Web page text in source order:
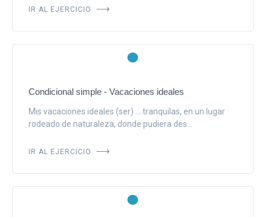
IR AL EJERCICIO
Condicional simple - Vacaciones ideales
Mis vacaciones ideales (ser) ... tranquilas, en un lugar
rodeado de naturaleza, donde pudiera des...
IR AL EJERCICIO